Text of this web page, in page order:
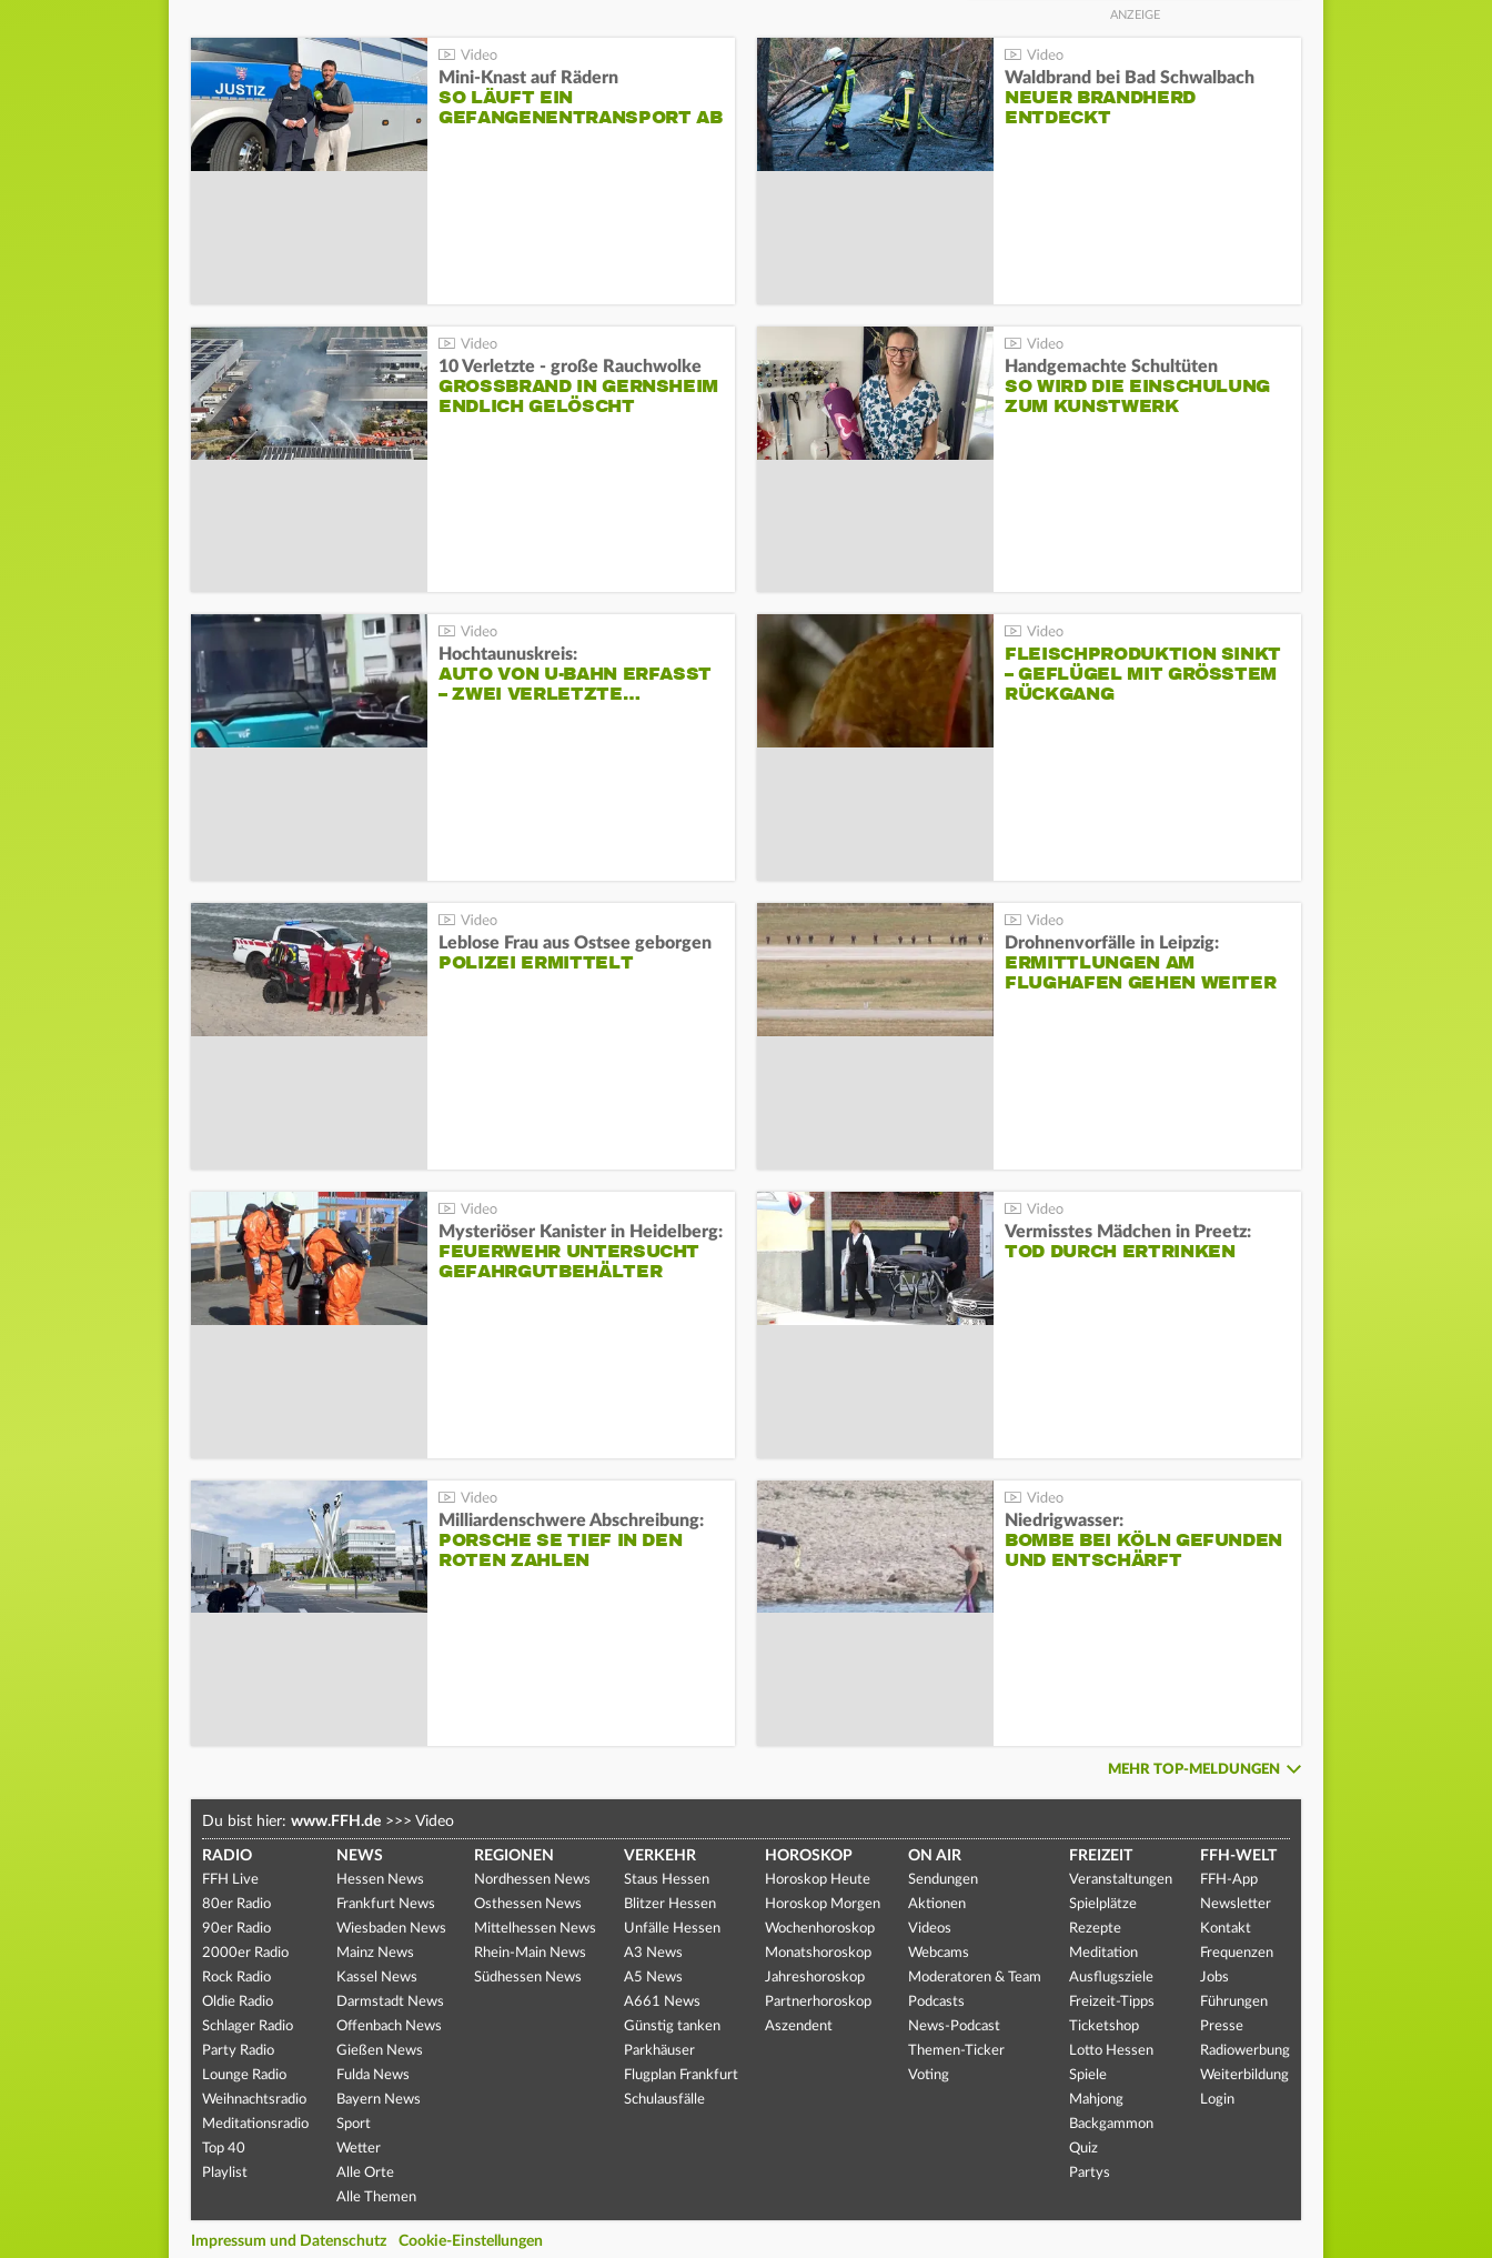
Mini-Knast auf Rädern
SO LÄUFT EIN
GEFANGENENTRANSPORT AB
Waldbrand bei Bad Schwalbach
NEUER BRANDHERD
ENTDECKT
10 Verletzte - große Rauchwolke
GROSSBRAND IN GERNSHEIM E
NDLICH GELÖSCHT
Handgemachte Schultüten
SO WIRD DIE EINSCHULUNG
ZUM KUNSTWERK
Hochtaunuskreis:
AUTO VON U-BAHN ERFASST
– ZWEI VERLETZTE…
FLEISCHPRODUKTION SINKT
– GEFLÜGEL MIT GRÖSSTEM R
ÜCKGANG
Leblose Frau aus Ostsee geborgen
POLIZEI ERMITTELT
Drohnenvorfälle in Leipzig:
ERMITTLUNGEN AM
FLUGHAFEN GEHEN WEITER
Mysteriöser Kanister in Heidelberg:
FEUERWEHR UNTERSUCHT
GEFAHRGUTBEHÄLTER
Vermisstes Mädchen in Preetz:
TOD DURCH ERTRINKEN
Milliardenschwere Abschreibung:
PORSCHE SE TIEF IN DEN
ROTEN ZAHLEN
Niedrigwasser:
BOMBE BEI KÖLN GEFUNDEN
UND ENTSCHÄRFT
MEHR TOP-MELDUNGEN
Du bist hier: www.FFH.de >>> Video
RADIO
FFH Live
80er Radio
90er Radio
2000er Radio
Rock Radio
Oldie Radio
Schlager Radio
Party Radio
Lounge Radio
Weihnachtsradio
Meditationsradio
Top 40
Playlist
NEWS
Hessen News
Frankfurt News
Wiesbaden News
Mainz News
Kassel News
Darmstadt News
Offenbach News
Gießen News
Fulda News
Bayern News
Sport
Wetter
Alle Orte
Alle Themen
REGIONEN
Nordhessen News
Osthessen News
Mittelhessen News
Rhein-Main News
Südhessen News
VERKEHR
Staus Hessen
Blitzer Hessen
Unfälle Hessen
A3 News
A5 News
A661 News
Günstig tanken
Parkhäuser
Flugplan Frankfurt
Schulausfälle
HOROSKOP
Horoskop Heute
Horoskop Morgen
Wochenhoroskop
Monatshoroskop
Jahreshoroskop
Partnerhoroskop
Aszendent
ON AIR
Sendungen
Aktionen
Videos
Webcams
Moderatoren & Team
Podcasts
News-Podcast
Themen-Ticker
Voting
FREIZEIT
Veranstaltungen
Spielplätze
Rezepte
Meditation
Ausflugsziele
Freizeit-Tipps
Ticketshop
Lotto Hessen
Spiele
Mahjong
Backgammon
Quiz
Partys
FFH-WELT
FFH-App
Newsletter
Kontakt
Frequenzen
Jobs
Führungen
Presse
Radiowerbung
Weiterbildung
Login
Impressum und Datenschutz Cookie-Einstellungen